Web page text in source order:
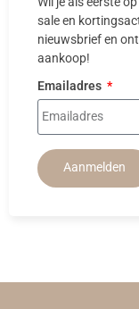
sale en
nieuwsbrief en
aankoop!
Emailadres
Aanmelden